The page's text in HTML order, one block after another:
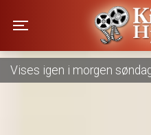
Toggle navigation
Kino Hjallerup
Vises nu